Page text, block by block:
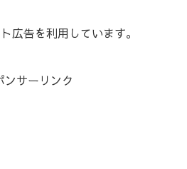
広告を利用しています。
ンサーリンク